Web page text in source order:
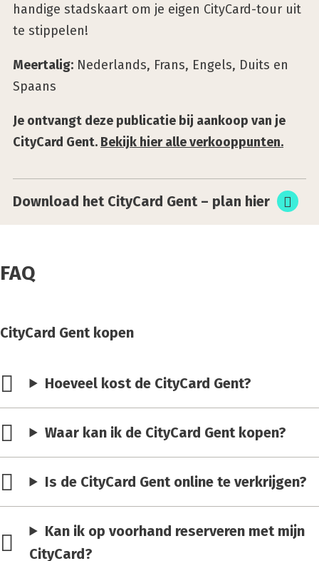
handige stadskaart om je eigen CityCard-tour uit
te stippelen!
Meertalig: Nederlands, Frans, Engels, Duits en
Spaans
Je ontvangt deze publicatie bij aankoop van je
CityCard Gent. Bekijk hier alle verkooppunten.
Down­load het City­Card Gent – plan hier
FAQ
CityCard Gent kopen
Hoeveel kost de CityCard Gent?
Waar kan ik de CityCard Gent kopen?
Is de CityCard Gent online te verkrijgen?
Kan ik op voorhand reserveren met mijn
CityCard?